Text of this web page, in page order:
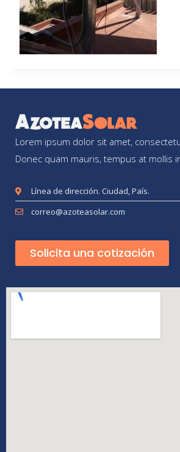
Lorem ipsum dolor sit amet,
Donec quam mauris, tempus at mollis
Línea de dirección. Ciudad, País.
correo@azoteasolar.com
Solicita una cotización